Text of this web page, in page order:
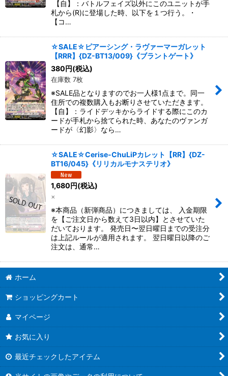
【自】：バトルフェイズ以外にこのユニットが手
札から(R)に登場した時、以下を１つ行う。・
【コ…
☆SALE☆ピアーシング・ラヴァーマーガレット
【RRR】{DZ-BT13/009}《ブラントゲート》
380円(税込)
在庫数 7枚
※SALE品となりますのでお一人様1点まで。同一
住所での複数購入もお断りさせていただきます。
【自】：ライドデッキからライドする際にこのカ
ードが手札から捨てられた時、あなたのヴァンガ
ードが〈幻影〉なら…
☆SALE☆Cerise-ChuLiPカレット【RR】{DZ-
BT16/045}《リリカルモナステリオ》
1,680円(税込)
×
※本商品（新弾商品）につきましては、 入金期限
を【ご注文日から数えて3日以内】とさせていた
だいております。 発売日〜翌日曜日までの受注分
は上記ルールが適用されます。 翌日曜日以降のご
注文は、通常…
ホーム
ショッピングカート
マイページ
お気に入り
最近チェックしたアイテム